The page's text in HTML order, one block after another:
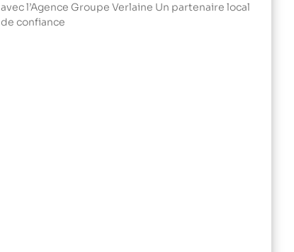
avec l’Agence Groupe Verlaine Un partenaire local
de confiance